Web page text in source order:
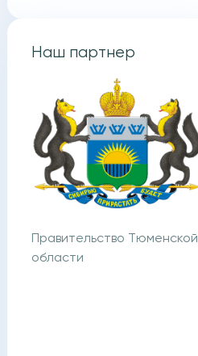
Наш партнер
Правительство Тюменской
области